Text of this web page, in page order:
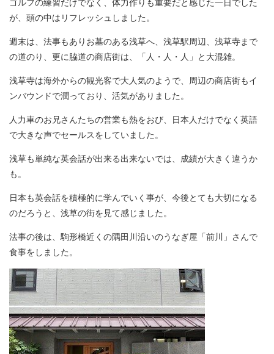
ゴルフの練習だけでなく、体力作りも重要だと感じた一日でした
が、頭の中はリフレッシュしました。
週末は、法事もありお墓のある浅草へ、浅草駅周辺、浅草寺まで
の道のり、更に脇道の商店街は、「人・人・人」と大混雑。
浅草寺は海外からの観光客で大人気のようで、周辺の商店街もイ
ンバウンドで潤っており、活気がありました。
人力車のお兄さんたちの営業も熱をおび、日本人だけでなく英語
で大きな声でセールスをしていました。
浅草も単純な英会話が出来る出来ないでは、成績が大きく違うか
も。
日本も英会話を積極的に学んでいく事が、今後とても大切になる
のだろうと、浅草の街を見て感じました。
法事の後は、駒形橋近くの隅田川沿いのうなぎ屋「前川」さんで
食事をしました。